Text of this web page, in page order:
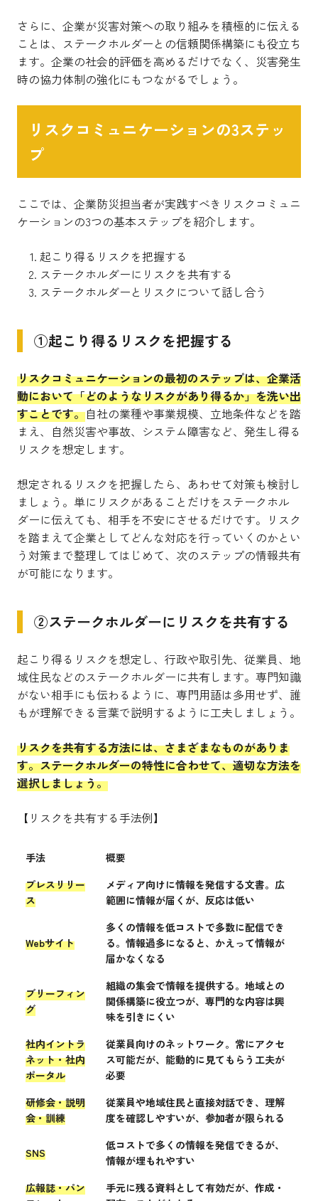
さらに、企業が災害対策への取り組みを積極的に伝える
ことは、ステークホルダーとの信頼関係構築にも役立ち
ます。企業の社会的評価を高めるだけでなく、災害発生
時の協力体制の強化にもつながるでしょう。
リスクコミュニケーションの3ステッ
プ
ここでは、企業防災担当者が実践すべきリスクコミュニ
ケーションの3つの基本ステップを紹介します。
起こり得るリスクを把握する
ステークホルダーにリスクを共有する
ステークホルダーとリスクについて話し合う
①起こり得るリスクを把握する
リスクコミュニケーションの最初のステップは、企業活
動において「どのようなリスクがあり得るか」を洗い出
すことです。自社の業種や事業規模、立地条件などを踏
まえ、自然災害や事故、システム障害など、発生し得る
リスクを想定します。
想定されるリスクを把握したら、あわせて対策も検討し
ましょう。単にリスクがあることだけをステークホル
ダーに伝えても、相手を不安にさせるだけです。リスク
を踏まえて企業としてどんな対応を行っていくのかとい
う対策まで整理してはじめて、次のステップの情報共有
が可能になります。
②ステークホルダーにリスクを共有する
起こり得るリスクを想定し、行政や取引先、従業員、地
域住民などのステークホルダーに共有します。専門知識
がない相手にも伝わるように、専門用語は多用せず、誰
もが理解できる言葉で説明するように工夫しましょう。
リスクを共有する方法には、さまざまなものがありま
す。ステークホルダーの特性に合わせて、適切な方法を
選択しましょう。
【リスクを共有する手法例】
手法
概要
プレスリリー
ス
メディア向けに情報を発信する文書。広
範囲に情報が届くが、反応は低い
Webサイト
多くの情報を低コストで多数に配信でき
る。情報過多になると、かえって情報が
届かなくなる
ブリーフィン
グ
組織の集会で情報を提供する。地域との
関係構築に役立つが、専門的な内容は興
味を引きにくい
社内イントラ
ネット・社内
ポータル
従業員向けのネットワーク。常にアクセ
ス可能だが、能動的に見てもらう工夫が
必要
研修会・説明
会・訓練
従業員や地域住民と直接対話でき、理解
度を確認しやすいが、参加者が限られる
SNS
低コストで多くの情報を発信できるが、
情報が埋もれやすい
広報誌・パン
手元に残る資料として有効だが、作成・